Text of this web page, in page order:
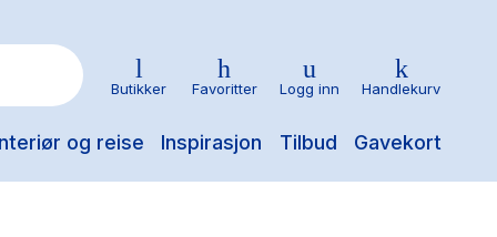
og reise Inspirasjon Tilbud Gavekort
Butikker Favoritter Logg inn Handlekurv